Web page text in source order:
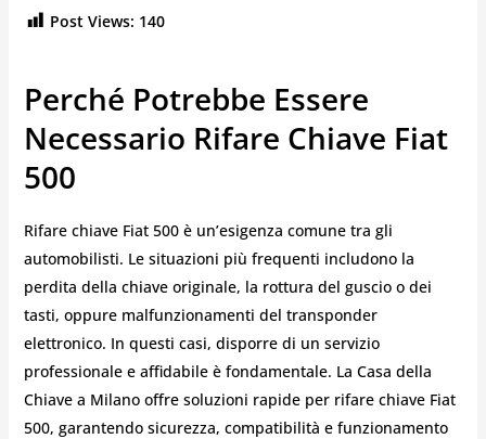
Post Views: 140
Perché Potrebbe Essere
Necessario Rifare Chiave Fiat
500
Rifare chiave Fiat 500 è un’esigenza comune tra gli
automobilisti. Le situazioni più frequenti includono la
perdita della chiave originale, la rottura del guscio o dei
tasti, oppure malfunzionamenti del transponder
elettronico. In questi casi, disporre di un servizio
professionale e affidabile è fondamentale. La Casa della
Chiave a Milano offre soluzioni rapide per rifare chiave Fiat
500, garantendo sicurezza, compatibilità e funzionamento